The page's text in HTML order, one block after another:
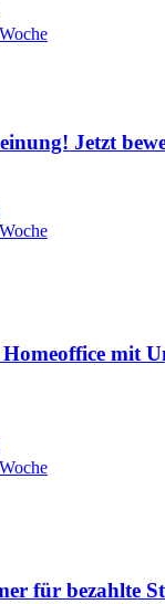
Jetzt
mit
für bezahlte